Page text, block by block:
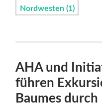
AHA und
führen
Baumes durch